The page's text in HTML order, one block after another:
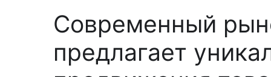
Современный
предлагает